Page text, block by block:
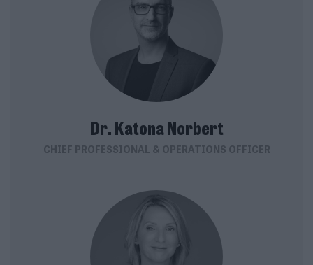
Dr. Katona Norbert
CHIEF PROFESSIONAL & OPERATIONS OFFICER